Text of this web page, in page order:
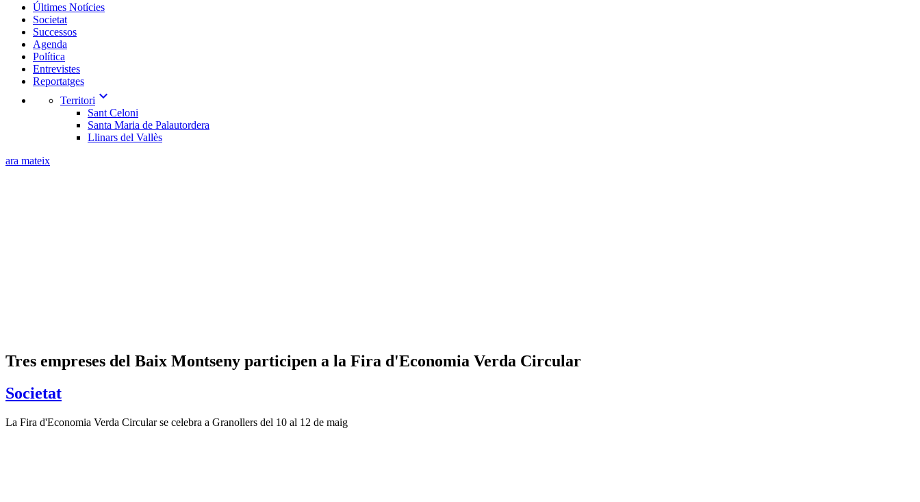
Últimes Notícies
Societat
Successos
Agenda
Política
Entrevistes
Reportatges
Territori expand_more
Sant Celoni
Santa Maria de Palautordera
Llinars del Vallès
ara mateix
Tres empreses del Baix Montseny participen a la Fira d'Economia Verda Circular
Societat
La Fira d'Economia Verda Circular se celebra a Granollers del 10 al 12 de maig